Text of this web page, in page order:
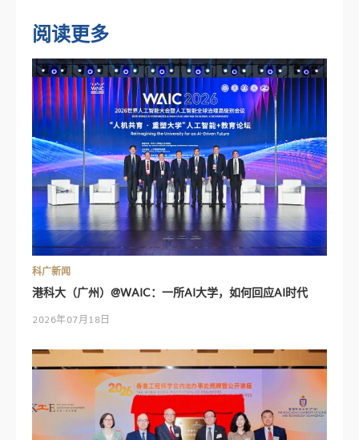
阅读更多
科广新闻
港科大（广州）@WAIC：一所AI大学，如何回应AI时代
2026年07月18日